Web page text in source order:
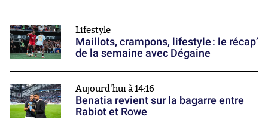
Lifestyle
Maillots, crampons, lifestyle : le récap’
de la semaine avec Dégaine
Aujourd'hui à 14:16
Benatia revient sur la bagarre entre
Rabiot et Rowe